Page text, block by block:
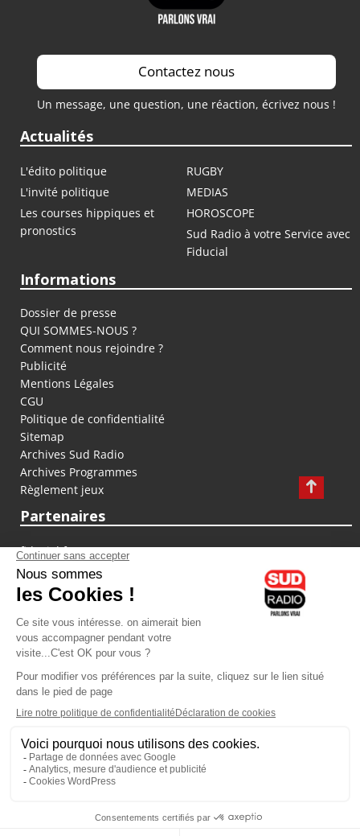
Contactez nous
Un message, une question, une réaction, écrivez nous !
Actualités
L'édito politique
RUGBY
L'invité politique
MEDIAS
Les courses hippiques et
pronostics
HOROSCOPE
Sud Radio à votre Service avec
Fiducial
Informations
Dossier de presse
QUI SOMMES-NOUS ?
Comment nous rejoindre ?
Publicité
Mentions Légales
CGU
Politique de confidentialité
Sitemap
Archives Sud Radio
Archives Programmes
Règlement jeux
Partenaires
fiducial.fr
lyoncapitale.fr
olympique-et-lyonnais.com
L'application Iphone / Android
Téléchargez l'application
Les cookies
Gestion des cookies
Crédit photos : ©Sud Radio / Pierre Olivier